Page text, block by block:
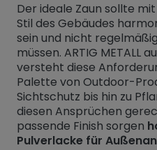
Der ideale Zaun sollte
Stil des Gebäudes
sein und nicht
müssen. ARTIG METALL
versteht diese
Palette von Outdoor-
Sichtschutz bis hin zu
diesen Ansprüchen
passende Finish sorgen
Pulverlacke für